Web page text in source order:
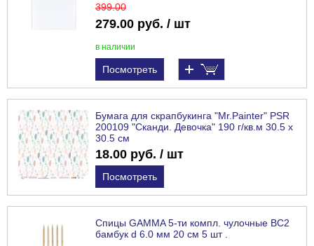
399.00
279.00 руб. / шт
в наличии
Посмотреть
Бумага для скрапбукинга "Mr.Painter" PSR
200109 "Сканди. Девочка" 190 г/кв.м 30.5 x
30.5 см
18.00 руб. / шт
Посмотреть
Спицы GAMMA 5-ти компл. чулочные BC2
бамбук d 6.0 мм 20 см 5 шт .